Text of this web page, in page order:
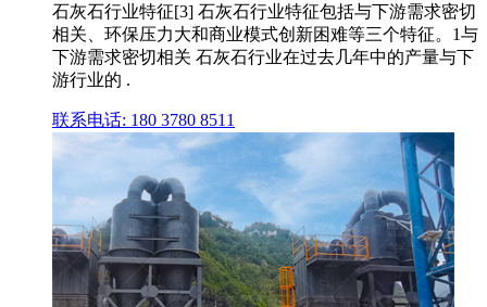
石灰石行业特征[3] 石灰石行业特征包括与下游需求密切
相关、环保压力大和商业模式创新困难等三个特征。1与
下游需求密切相关 石灰石行业在过去几年中的产量与下
游行业的 .
联系电话: 180 3780 8511